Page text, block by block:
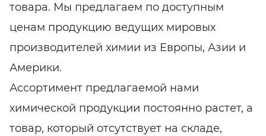
товара. Мы предлагаем по доступным
ценам продукцию ведущих мировых
производителей химии из Европы, Азии и
Америки.
Ассортимент предлагаемой нами
химической продукции постоянно растет, а
товар, который отсутствует на складе,